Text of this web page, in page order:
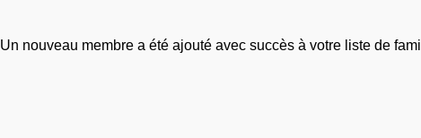
Un nouveau membre a été ajouté avec succès à votre liste de